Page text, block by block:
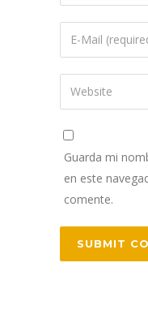
Guarda mi
en este
comente.